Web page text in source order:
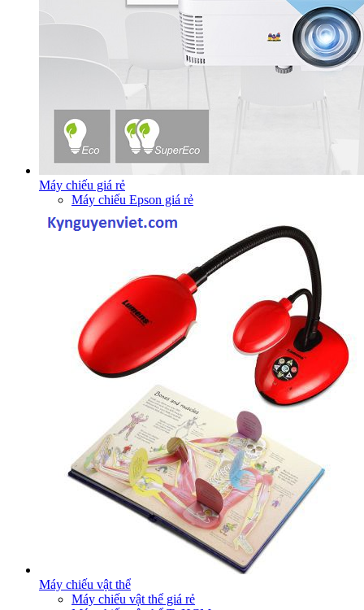
Máy chiếu giá rẻ
Máy chiếu Epson giá rẻ
Máy chiếu vật thể
Máy chiếu vật thể giá rẻ